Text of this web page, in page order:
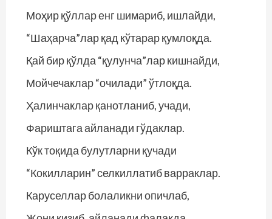
Моҳир қўллар енг шимариб, ишлайди,
“Шаҳарча”лар қад кўтарар қумлоқда.
Қай бир қўлда “қулунча”лар кишнайди,
Мойчечаклар “очилади” ўтлоқда.
Ҳалинчаклар қанотланиб, учади,
Фариштага айланади гўдаклар.
Кўк тоқида булутларни қучади
“Кокилларин” селкиллатиб варраклар.
Каруселлар болаликни опичлаб,